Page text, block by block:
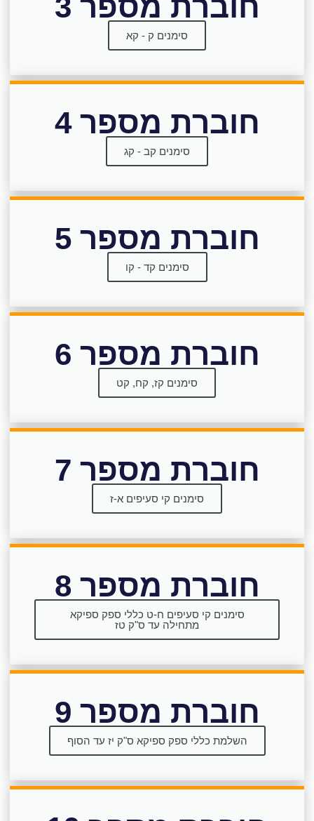
סימנים ק - קא
חוברת מספר 4
סימנים קב - קג
חוברת מספר 5
סימנים קד - קו
חוברת מספר 6
סימנים קז, קח, קט
חוברת מספר 7
סימנים קי סעיפים א-ז
חוברת מספר 8
סימנים קי סעיפים ח-ט כללי ספק ספיקא
מתחילה עד ס"ק טז
חוברת מספר 9
השלמת כללי ספק ספיקא ס"ק יז עד הסוף